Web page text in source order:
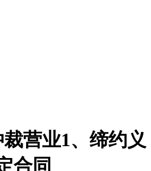
营业1、缔约义
合同